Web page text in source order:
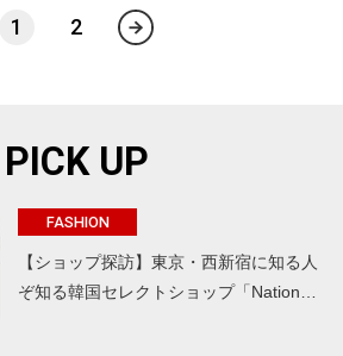
1 2
PICK UP
FASHION
【ショップ探訪】東京・西新宿に知る人
ぞ知る韓国セレクトショップ「Nation…